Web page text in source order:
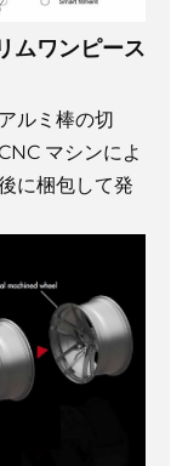
ムワンピース
ルミ棒の切
マシンによ
に梱包して発